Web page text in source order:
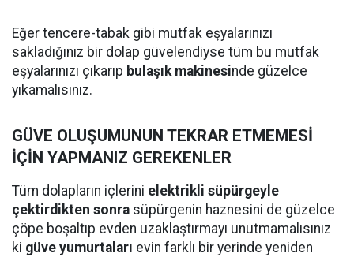
Eğer tencere-tabak gibi mutfak eşyalarınızı
sakladığınız bir dolap güvelendiyse tüm bu mutfak
eşyalarınızı çıkarıp bulaşık makinesinde güzelce
yıkamalısınız.
GÜVE OLUŞUMUNUN TEKRAR ETMEMESİ
İÇİN YAPMANIZ GEREKENLER
Tüm dolapların içlerini elektrikli süpürgeyle
çektirdikten sonra süpürgenin haznesini de güzelce
çöpe boşaltıp evden uzaklaştırmayı unutmamalısınız
ki güve yumurtaları evin farklı bir yerinde yeniden